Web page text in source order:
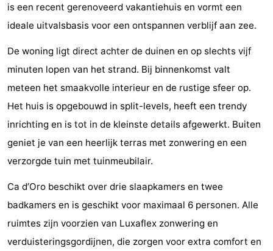
Nieuwvliet-
Meulinge
EuroParcs
-
Noordzee
Résidence
Cadzand-
Bad
-
Resort
Nieuwvliet-
Bad
-
Schoneveld
-
Strand
Nieuwvliet-
Bad
-
Zonneweelde
-
Zwinhoeve
Last
is een recent gerenoveerd vakantiehuis en vormt een
ideale uitvalsbasis voor een ontspannen verblijf aan zee.
De woning ligt direct achter de duinen en op slechts vijf
minuten lopen van het strand. Bij binnenkomst valt
meteen het smaakvolle interieur en de rustige sfeer op.
Het huis is opgebouwd in split-levels, heeft een trendy
inrichting en is tot in de kleinste details afgewerkt. Buiten
geniet je van een heerlijk terras met zonwering en een
verzorgde tuin met tuinmeubilair.
Ca d’Oro beschikt over drie slaapkamers en twee
badkamers en is geschikt voor maximaal 6 personen. Alle
ruimtes zijn voorzien van Luxaflex zonwering en
verduisteringsgordijnen, die zorgen voor extra comfort en